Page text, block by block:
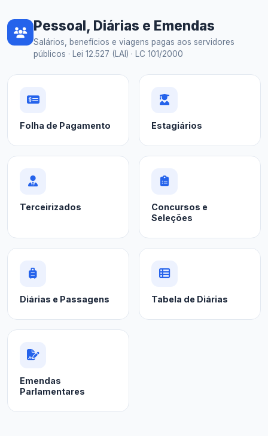
Pessoal, Diárias e Emendas
Salários, benefícios e viagens pagas aos servidores
públicos · Lei 12.527 (LAI) · LC 101/2000
Folha de Pagamento Estagiários
Terceirizados
Concursos e
Seleções
Diárias e Passagens Tabela de Diárias
Emendas
Parlamentares